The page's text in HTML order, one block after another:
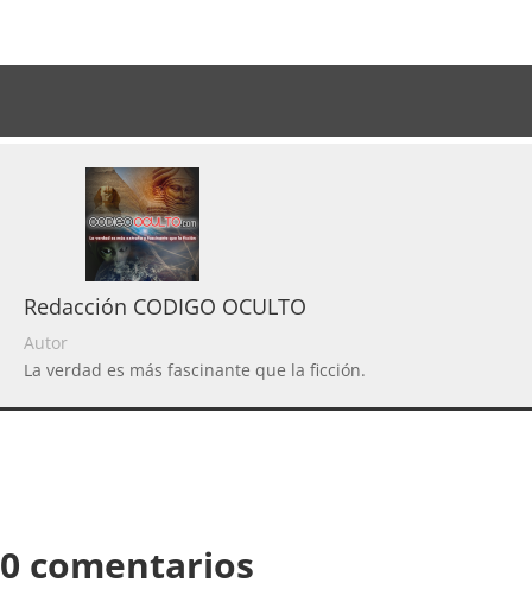
Redacción CODIGO OCULTO
Autor
La verdad es más fascinante que la ficción.
0 comentarios